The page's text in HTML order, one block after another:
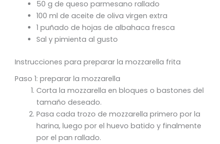
50 g de queso parmesano rallado
100 ml de aceite de oliva virgen extra
1 puñado de hojas de albahaca fresca
Sal y pimienta al gusto
Instrucciones para preparar la mozzarella frita
Paso 1: preparar la mozzarella
Corta la mozzarella en bloques o bastones del
tamaño deseado.
Pasa cada trozo de mozzarella primero por la
harina, luego por el huevo batido y finalmente
por el pan rallado.